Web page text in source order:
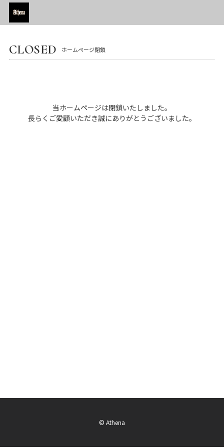
CLOSED ホームページ閉鎖
当ホームページは閉鎖いたしました。
長らくご愛顧いただき誠にありがとうございました。
© Athena